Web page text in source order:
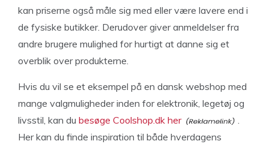
kan priserne også måle sig med eller være lavere end i
de fysiske butikker. Derudover giver anmeldelser fra
andre brugere mulighed for hurtigt at danne sig et
overblik over produkterne.
Hvis du vil se et eksempel på en dansk webshop med
mange valgmuligheder inden for elektronik, legetøj og
livsstil, kan du besøge Coolshop.dk her
.
Her kan du finde inspiration til både hverdagens